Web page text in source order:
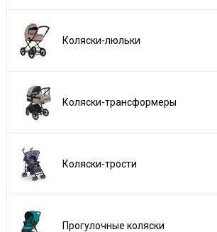
Коляски-люльки
Коляски-трансформеры
Коляски-трости
Прогулочные коляски